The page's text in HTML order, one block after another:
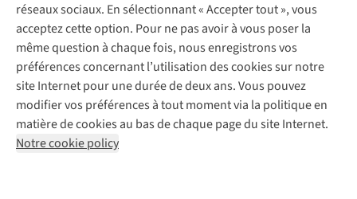
réseaux sociaux. En sélectionnant « Accepter tout », vous
acceptez cette option. Pour ne pas avoir à vous poser la
même question à chaque fois, nous enregistrons vos
préférences concernant l’utilisation des cookies sur notre
site Internet pour une durée de deux ans. Vous pouvez
modifier vos préférences à tout moment via la politique en
matière de cookies au bas de chaque page du site Internet.
Notre cookie policy
Mentions légales
Politique de confidentialité
Conditions générales
Cookie Policy
AS Adventure Luxemburg SA,